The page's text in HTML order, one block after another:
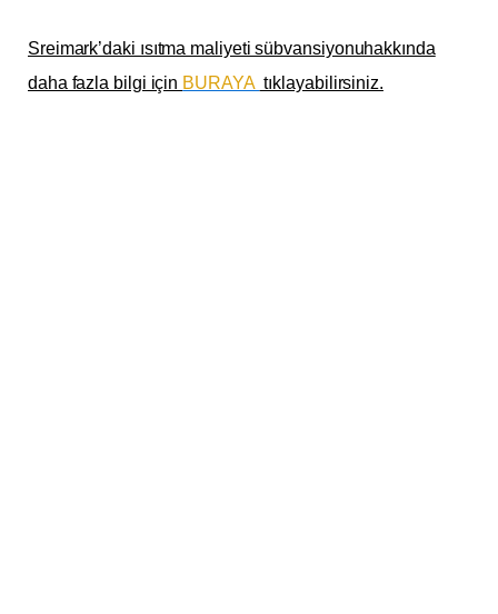
Sreimark’daki ısıtma maliyeti sübvansiyonuhakkında
daha fazla bilgi için BURAYA tıklayabilirsiniz.